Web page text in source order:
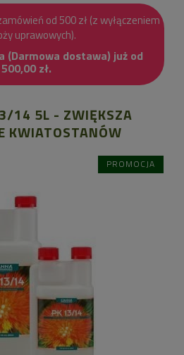
od 500 zł (z wyłączeniem
uprawowych).
(Darmowa dostawa) już od
500,00 zł.
14 5L - ZWIĘKSZA
KWIATOSTANÓW
PROMOCJA